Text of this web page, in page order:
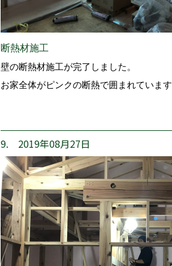
断熱材施工
壁の断熱材施工が完了しました。
お家全体がピンクの断熱で囲まれています
9. 2019年08月27日